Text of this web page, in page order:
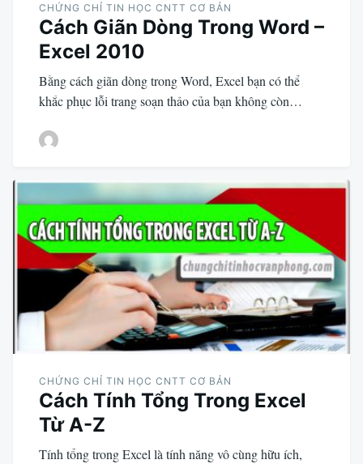
CHỨNG CHỈ TIN HỌC CNTT CƠ BẢN
Cách Giãn Dòng Trong Word –
Excel 2010
Bằng cách giãn dòng trong Word, Excel bạn có thể
khắc phục lỗi trang soạn thảo của bạn không còn…
CHỨNG CHỈ TIN HỌC CNTT CƠ BẢN
Cách Tính Tổng Trong Excel
Từ A-Z
Tính tổng trong Excel là tính năng vô cùng hữu ích,